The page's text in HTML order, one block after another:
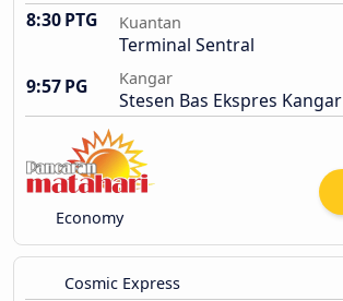
8:30 PTG Kuantan
Terminal Sentral
9:57 PG
Kangar
Stesen Bas Ekspres Kangar
Economy
Cosmic Express